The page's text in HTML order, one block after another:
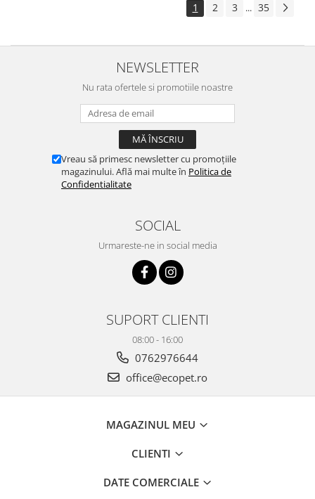
1 2 3 ... 35
NEWSLETTER
Nu rata ofertele si promotiile noastre
Vreau să primesc newsletter cu promoțiile
magazinului. Află mai multe în Politica de
Confidentialitate
SOCIAL
Urmareste-ne in social media
SUPORT CLIENTI
08:00 - 16:00
0762976644
office@ecopet.ro
MAGAZINUL MEU
CLIENTI
DATE COMERCIALE